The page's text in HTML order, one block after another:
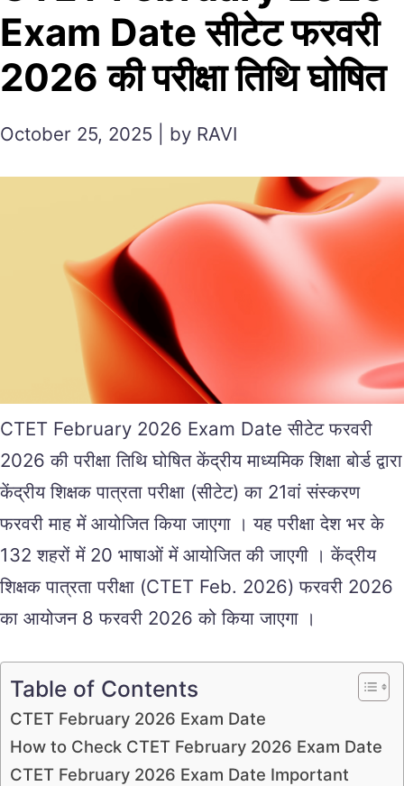
Exam Date सीटेट फरवरी
2026 की परीक्षा तिथि घोषित
October 25, 2025 | by RAVI
CTET February 2026 Exam Date सीटेट फरवरी
2026 की परीक्षा तिथि घोषित केंद्रीय माध्यमिक शिक्षा बोर्ड द्वारा
केंद्रीय शिक्षक पात्रता परीक्षा (सीटेट) का 21वां संस्करण
फरवरी माह में आयोजित किया जाएगा । यह परीक्षा देश भर के
132 शहरों में 20 भाषाओं में आयोजित की जाएगी । केंद्रीय
शिक्षक पात्रता परीक्षा (CTET Feb. 2026) फरवरी 2026
का आयोजन 8 फरवरी 2026 को किया जाएगा ।
Table of Contents
CTET February 2026 Exam Date
How to Check CTET February 2026 Exam Date
CTET February 2026 Exam Date Important